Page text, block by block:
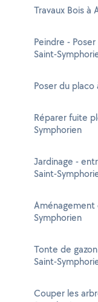
Travaux Bois à
Peindre -
Saint-
Poser du placo
Réparer fuite
Symphorien
Jardinage -
Saint-
Aménagement
Symphorien
Tonte de
Saint-
Couper les